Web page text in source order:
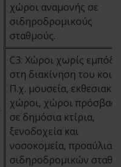
χώροι αναμονής σε
σιδηροδρομικούς
σταθμούς.
C3: Χώροι χωρίς
στη διακίνηση του
Π.χ. μουσεία, εκθεσιακοί
χώροι, χώροι
σε δημόσια κτίρια,
ξενοδοχεία και
νοσοκομεία, προαύλια
σιδηροδρομικών